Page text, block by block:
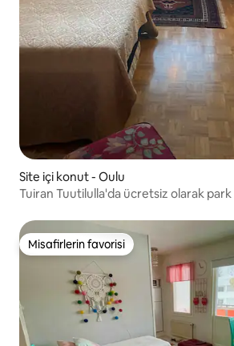
Site içi konut - Oulu
Tuiran Tuutilulla'da ücretsiz olarak
Misafirlerin favorisi
Misafirlerin favorisi